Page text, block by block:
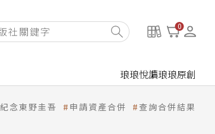
0
琅琅悅讀琅琅原創
紀念東野圭吾 申請資產合併 查詢合併結果